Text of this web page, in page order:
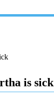
is sick